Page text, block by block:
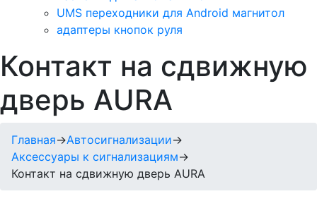
UMS переходники для Android магнитол
адаптеры кнопок руля
Контакт на сдвижную
дверь AURA
Главная→Автосигнализации→
Аксессуары к сигнализациям→
Контакт на сдвижную дверь AURA